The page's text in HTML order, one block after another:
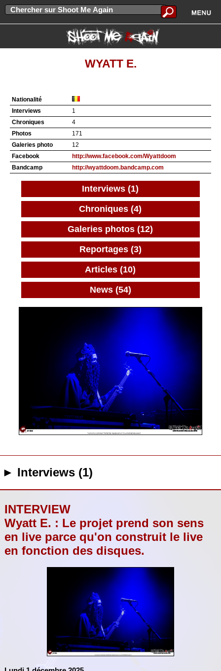
WYATT E.
Nationalité
Interviews
1
Chroniques
4
Photos
171
Galeries photo
12
Facebook
http://www.facebook.com/Wyattdoom
Bandcamp
http://wyattdoom.bandcamp.com
Interviews (1)
Chroniques (4)
Galeries photos (12)
Reportages (3)
Articles (10)
News (54)
► Interviews (1)
INTERVIEW
Wyatt E. : Le projet prend son sens
en live parce qu'on construit le live
en fonction des disques.